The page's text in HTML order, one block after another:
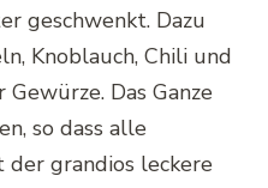
geschwenkt. Dazu
Knoblauch, Chili und
Das Ganze
so dass alle
grandios leckere